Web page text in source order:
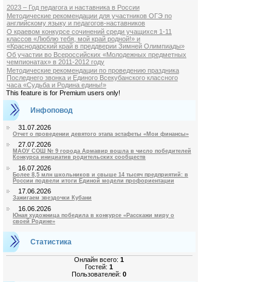
2023 – Год педагога и наставника в России
Методические рекомендации для участников ОГЭ по
английскому языку и педагогов-наставников
О краевом конкурсе сочинений среди учащихся 1-11
классов «Люблю тебя, мой край родной!» и
«Краснодарский край в преддверии Зимней Олимпиады»
Об участии во Всероссийских «Молодежных предметных
чемпионатах» в 2011-2012 году
Методические рекомендации по проведению праздника
Последнего звонка и Единого Всекубанского классного
часа «Судьба и Родина едины!»
This feature is for Premium users only!
Инфоповод
31.07.2026
Отчет о проведении девятого этапа эстафеты «Мои финансы»
27.07.2026
МАОУ СОШ № 9 города Армавир вошла в число победителей
Конкурса инициатив родительских сообществ
16.07.2026
Более 8,5 млн школьников и свыше 14 тысяч предприятий: в
России подвели итоги Единой модели профориентации
17.06.2026
Зажигаем звездочки Кубани
16.06.2026
Юная художница победила в конкурсе «Расскажи миру о
своей Родине»
Статистика
Онлайн всего:1
Гостей:1
Пользователей:0